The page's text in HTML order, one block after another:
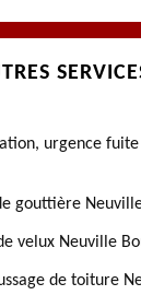
urgence
gouttière
velux Neuville
de toiture